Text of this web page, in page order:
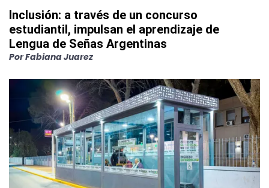
Inclusión: a través de un concurso
estudiantil, impulsan el aprendizaje de
Lengua de Señas Argentinas
PorFabiana Juarez